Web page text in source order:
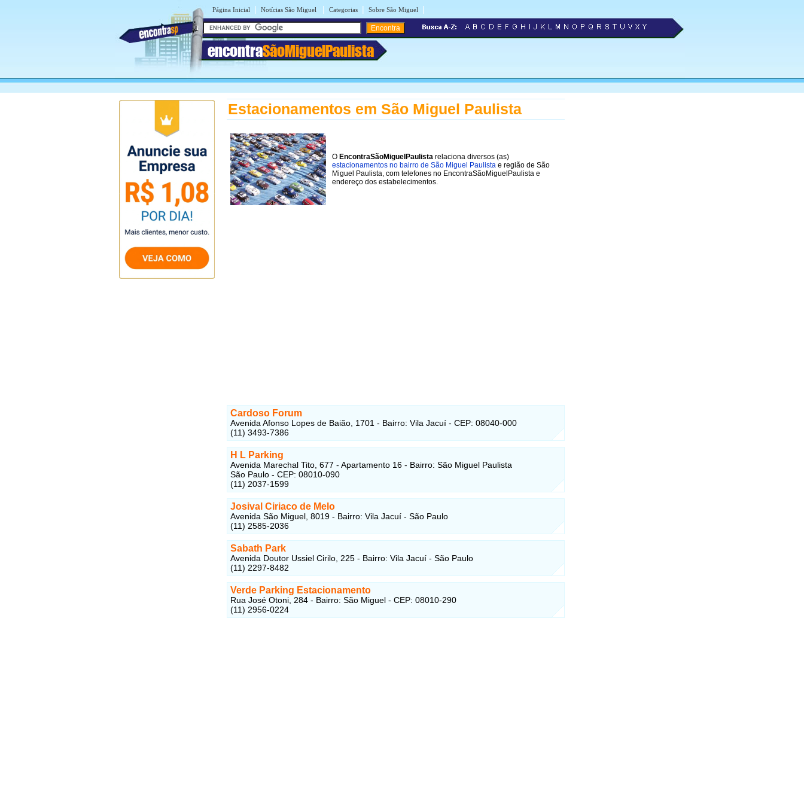
Página Inicial | Notícias São Miguel | Categorias | Sobre São Miguel |
encontraSãoMiguelPaulista
Estacionamentos em São Miguel Paulista
O EncontraSãoMiguelPaulista relaciona diversos (as)
estacionamentos no bairro de São Miguel Paulista e região de São
Miguel Paulista, com telefones no EncontraSãoMiguelPaulista e
endereço dos estabelecimentos.
Cardoso Forum
Avenida Afonso Lopes de Baião, 1701 - Bairro: Vila Jacuí - CEP: 08040-000
(11) 3493-7386
H L Parking
Avenida Marechal Tito, 677 - Apartamento 16 - Bairro: São Miguel Paulista
São Paulo - CEP: 08010-090
(11) 2037-1599
Josival Ciriaco de Melo
Avenida São Miguel, 8019 - Bairro: Vila Jacuí - São Paulo
(11) 2585-2036
Sabath Park
Avenida Doutor Ussiel Cirilo, 225 - Bairro: Vila Jacuí - São Paulo
(11) 2297-8482
Verde Parking Estacionamento
Rua José Otoni, 284 - Bairro: São Miguel - CEP: 08010-290
(11) 2956-0224